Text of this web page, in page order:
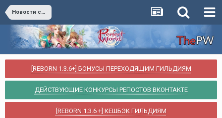
Новости сервера ThePW
[REBORN 1.3.6+] БОНУСЫ ПЕРЕХОДЯЩИМ ГИЛЬДИЯМ
ДЕЙСТВУЮЩИЕ КОНКУРСЫ РЕПОСТОВ ВКОНТАКТЕ
[REBORN 1.3.6 +] КЕШБЭК ГИЛЬДИЯМ